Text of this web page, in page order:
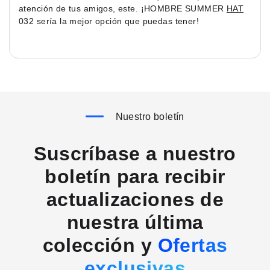
atención de tus amigos, este. ¡HOMBRE SUMMER HAT
032 sería la mejor opción que puedas tener!
Nuestro boletín
Suscríbase a nuestro
boletín para recibir
actualizaciones de
nuestra última
colección y Ofertas